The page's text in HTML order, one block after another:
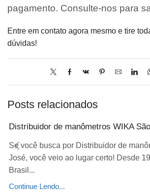
pagamento. Consulte-nos para
Entre em contato agora mesmo e tire
dúvidas!
Posts relacionados
Distribuidor de manômetros WIKA
Se você busca por Distribuidor de
José, você veio ao lugar certo! Desde
Brasil...
Continue Lendo...